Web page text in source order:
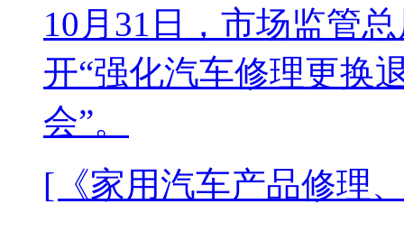
10月31日，市场监管
开“强化汽车修理更换
会”。
[《家用汽车产品修理